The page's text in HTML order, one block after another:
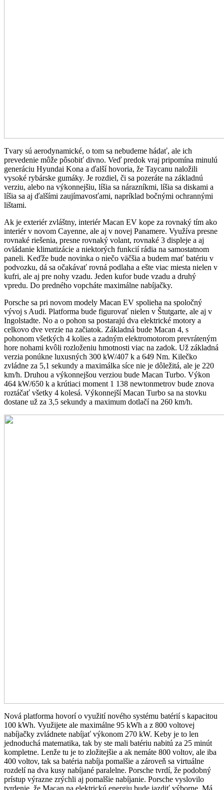
Tvary sú aerodynamické, o tom sa nebudeme hádať, ale ich
prevedenie môže pôsobiť divno. Veď predok vraj pripomína minulú
generáciu Hyundai Kona a ďalší hovoria, že Taycanu naložili
vysoké rybárske gumáky. Je rozdiel, či sa pozeráte na základnú
verziu, alebo na výkonnejšiu, líšia sa nárazníkmi, líšia sa diskami a
líšia sa aj ďalšími zaujímavosťami, napríklad bočnými ochrannými
lištami.
Ak je exteriér zvláštny, interiér Macan EV kope za rovnaký tím ako
interiér v novom Cayenne, ale aj v novej Panamere. Využíva presne
rovnaké riešenia, presne rovnaký volant, rovnaké 3 displeje a aj
ovládanie klimatizácie a niektorých funkcií rádia na samostatnom
paneli. Keďže bude novinka o niečo väčšia a budem mať batériu v
podvozku, dá sa očakávať rovná podlaha a ešte viac miesta nielen v
kufri, ale aj pre nohy vzadu. Jeden kufor bude vzadu a druhý
vpredu. Do predného vopcháte maximálne nabíjačky.
Porsche sa pri novom modely Macan EV spolieha na spoločný
vývoj s Audi. Platforma bude figurovať nielen v Štutgarte, ale aj v
Ingolstadte. No a o pohon sa postarajú dva elektrické motory a
celkovo dve verzie na začiatok. Základná bude Macan 4, s
pohonom všetkých 4 kolies a zadným elektromotorom prevráteným
hore nohami kvôli rozloženiu hmotnosti viac na zadok. Už základná
verzia ponúkne luxusných 300 kW/407 k a 649 Nm. Kilečko
zvládne za 5,1 sekundy a maximálka síce nie je dôležitá, ale je 220
km/h. Druhou a výkonnejšou verziou bude Macan Turbo. Výkon
464 kW/650 k a krútiaci moment 1 138 newtonmetrov bude znova
roztáčať všetky 4 kolesá. Výkonnejší Macan Turbo sa na stovku
dostane už za 3,5 sekundy a maximum dotlačí na 260 km/h.
Nová platforma hovorí o využití nového systému batérií s kapacitou
100 kWh. Využijete ale maximálne 95 kWh a z 800 voltovej
nabíjačky zvládnete nabíjať výkonom 270 kW. Keby je to len
jednoduchá matematika, tak by ste mali batériu nabitú za 25 minút
kompletne. Lenže tu je to zložitejšie a ak nemáte 800 voltov, ale iba
400 voltov, tak sa batéria nabíja pomalšie a zároveň sa virtuálne
rozdelí na dva kusy nabíjané paralelne. Porsche tvrdí, že podobný
prístup výrazne zrýchli aj pomalšie nabíjanie. Porsche vyslovilo
tvrdenie, že Macan na elektrickú energiu bude jazdiť výborne. Má